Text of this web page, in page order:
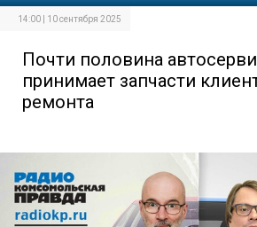
14:00 | 10 сентября 2025
Почти половина
принимает запчасти
ремонта